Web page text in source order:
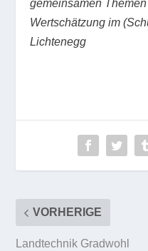
gemeinsamen
Wertschätzung im
Lichtenegg
VORHERIGE
Landtechnik Gradwohl